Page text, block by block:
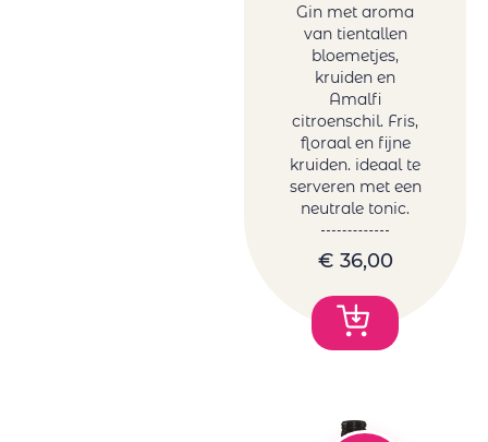
Gin met aroma
van tientallen
bloemetjes,
kruiden en
Amalfi
citroenschil. Fris,
floraal en fijne
kruiden. ideaal te
serveren met een
neutrale tonic.
€ 36,00